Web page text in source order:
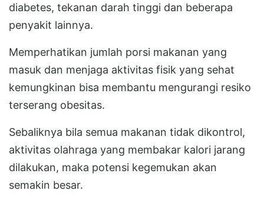
diabetes, tekanan darah tinggi dan beberapa
penyakit lainnya.
Memperhatikan jumlah porsi makanan yang
masuk dan menjaga aktivitas fisik yang sehat
kemungkinan bisa membantu mengurangi resiko
terserang obesitas.
Sebaliknya bila semua makanan tidak dikontrol,
aktivitas olahraga yang membakar kalori jarang
dilakukan, maka potensi kegemukan akan
semakin besar.